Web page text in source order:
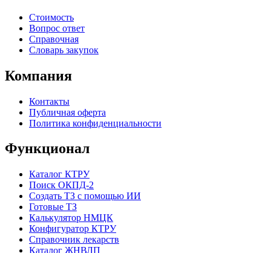
Стоимость
Вопрос ответ
Справочная
Словарь закупок
Компания
Контакты
Публичная оферта
Политика конфиденциальности
Функционал
Каталог КТРУ
Поиск ОКПД-2
Создать ТЗ с помощью ИИ
Готовые ТЗ
Калькулятор НМЦК
Конфигуратор КТРУ
Справочник лекарств
Каталог ЖНВЛП